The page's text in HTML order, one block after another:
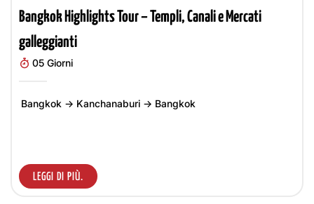
Bangkok Highlights Tour – Templi, Canali e Mercati
galleggianti
05 Giorni
Bangkok → Kanchanaburi → Bangkok
LEGGI DI PIÙ.